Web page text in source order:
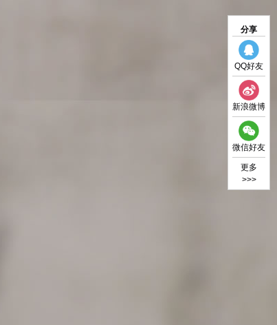
分享
QQ好友
新浪微博
微信好友
更多
>>>